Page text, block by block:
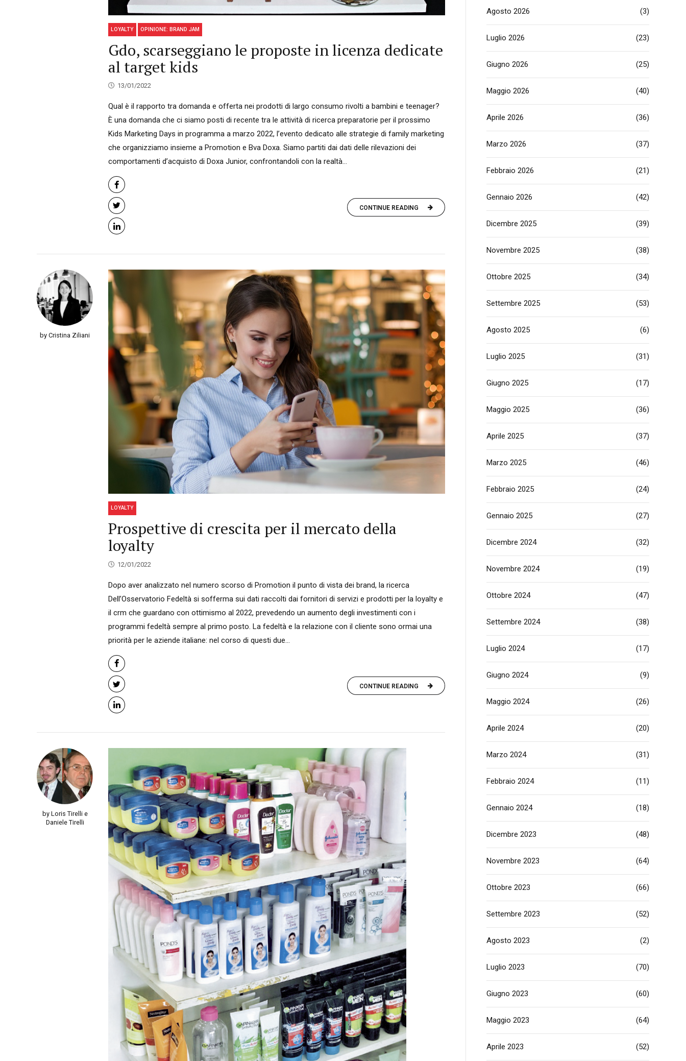
LOYALTY OPINIONE: BRAND JAM
Gdo, scarseggiano le proposte in licenza dedicate
al target kids
13/01/2022
Qual è il rapporto tra domanda e offerta nei prodotti di largo consumo rivolti a bambini e teenager?
È una domanda che ci siamo posti di recente tra le attività di ricerca preparatorie per il prossimo
Kids Marketing Days in programma a marzo 2022, l’evento dedicato alle strategie di family marketing
che organizziamo insieme a Promotion e Bva Doxa. Siamo partiti dai dati delle rilevazioni dei
comportamenti d’acquisto di Doxa Junior, confrontandoli con la realtà...
CONTINUE READING
by Cristina Ziliani
LOYALTY
Prospettive di crescita per il mercato della
loyalty
12/01/2022
Dopo aver analizzato nel numero scorso di Promotion il punto di vista dei brand, la ricerca
Dell’Osservatorio Fedeltà si sofferma sui dati raccolti dai fornitori di servizi e prodotti per la loyalty e
il crm che guardano con ottimismo al 2022, prevedendo un aumento degli investimenti con i
programmi fedeltà sempre al primo posto. La fedeltà e la relazione con il cliente sono ormai una
priorità per le aziende italiane: nel corso di questi due...
CONTINUE READING
by Loris Tirelli e
Daniele Tirelli
Agosto 2026 (3)
Luglio 2026 (23)
Giugno 2026 (25)
Maggio 2026 (40)
Aprile 2026 (36)
Marzo 2026 (37)
Febbraio 2026 (21)
Gennaio 2026 (42)
Dicembre 2025 (39)
Novembre 2025 (38)
Ottobre 2025 (34)
Settembre 2025 (53)
Agosto 2025 (6)
Luglio 2025 (31)
Giugno 2025 (17)
Maggio 2025 (36)
Aprile 2025 (37)
Marzo 2025 (46)
Febbraio 2025 (24)
Gennaio 2025 (27)
Dicembre 2024 (32)
Novembre 2024 (19)
Ottobre 2024 (47)
Settembre 2024 (38)
Luglio 2024 (17)
Giugno 2024 (9)
Maggio 2024 (26)
Aprile 2024 (20)
Marzo 2024 (31)
Febbraio 2024 (11)
Gennaio 2024 (18)
Dicembre 2023 (48)
Novembre 2023 (64)
Ottobre 2023 (66)
Settembre 2023 (52)
Agosto 2023 (2)
Luglio 2023 (70)
Giugno 2023 (60)
Maggio 2023 (64)
Aprile 2023 (52)